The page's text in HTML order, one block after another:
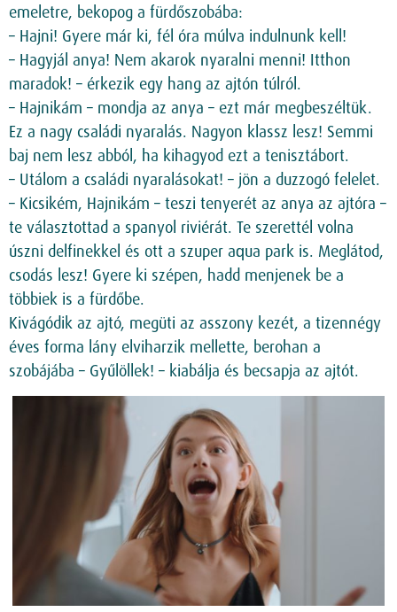
emeletre, bekopog a fürdőszobába:
– Hajni! Gyere már ki, fél óra múlva indulnunk kell!
– Hagyjál anya! Nem akarok nyaralni menni! Itthon
maradok! – érkezik egy hang az ajtón túlról.
– Hajnikám – mondja az anya – ezt már megbeszéltük.
Ez a nagy családi nyaralás. Nagyon klassz lesz! Semmi
baj nem lesz abból, ha kihagyod ezt a tenisztábort.
– Utálom a családi nyaralásokat! – jön a duzzogó felelet.
– Kicsikém, Hajnikám – teszi tenyerét az anya az ajtóra –
te választottad a spanyol riviérát. Te szerettél volna
úszni delfinekkel és ott a szuper aqua park is. Meglátod,
csodás lesz! Gyere ki szépen, hadd menjenek be a
többiek is a fürdőbe.
Kivágódik az ajtó, megüti az asszony kezét, a tizennégy
éves forma lány elviharzik mellette, berohan a
szobájába – Gyűlöllek! – kiabálja és becsapja az ajtót.